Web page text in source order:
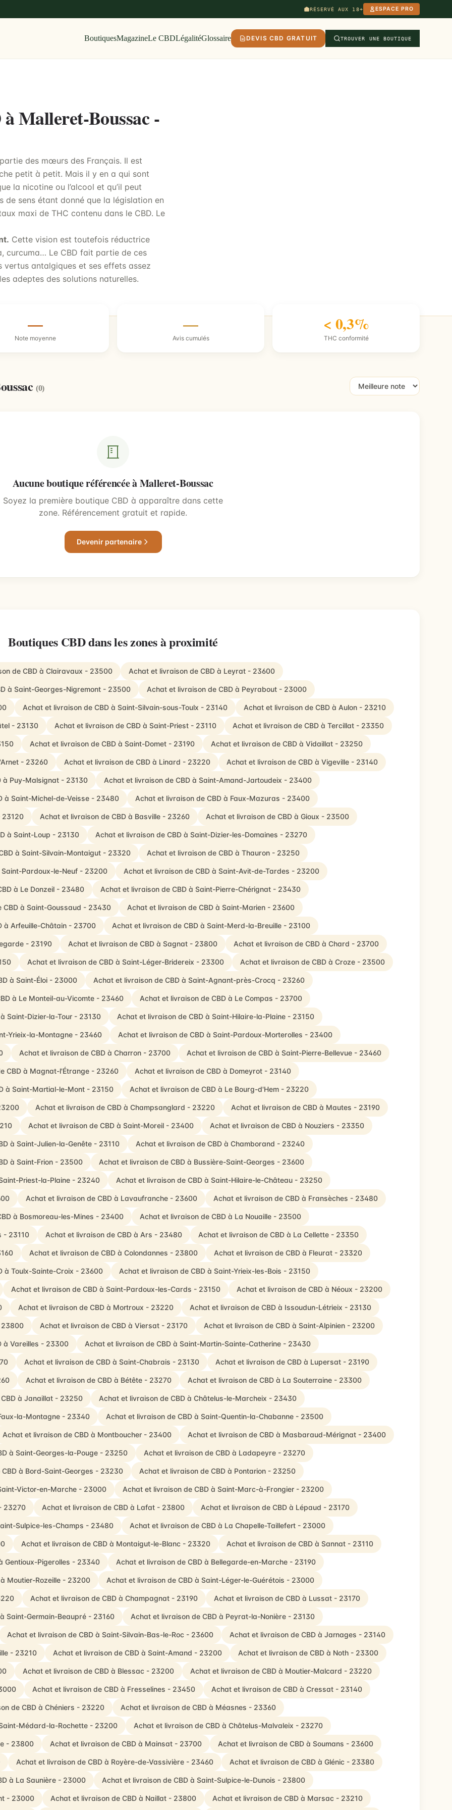
RÉSERVÉ AUX 18+ ESPACE PRO
BoutiquesMagazineLe CBDLégalitéGlossaire DEVIS CBD GRATUIT TROUVER UNE BOUTIQUE
Malleret-Boussac -
des mœurs des Français. Il est
petit à petit. Mais il y en a qui sont
la nicotine ou l’alcool et qu’il peut
de sens étant donné que la législation en
maxi de THC contenu dans le CBD. Le
Cette vision est toutefois réductrice
curcuma… Le CBD fait partie de ces
vertus antalgiques et ses effets assez
adeptes des solutions naturelles.
—
Note moyenne
—
Avis cumulés
< 0,3%
THC conformité
(0)
Aucune boutique référencée à Malleret-Boussac
Soyez la première boutique CBD à apparaître dans cette
zone. Référencement gratuit et rapide.
Devenir partenaire
Boutiques CBD dans les zones à proximité
de CBD à Clairavaux - 23500 Achat et livraison de CBD à Leyrat - 23600
à Saint-Georges-Nigremont - 23500 Achat et livraison de CBD à Peyrabout - 23000
Achat et livraison de CBD à Saint-Silvain-sous-Toulx - 23140 Achat et livraison de CBD à Aulon - 23210
- 23130 Achat et livraison de CBD à Saint-Priest - 23110 Achat et livraison de CBD à Tercillat - 23350
Achat et livraison de CBD à Saint-Domet - 23190 Achat et livraison de CBD à Vidaillat - 23250
- 23260 Achat et livraison de CBD à Linard - 23220 Achat et livraison de CBD à Vigeville - 23140
à Puy-Malsignat - 23130 Achat et livraison de CBD à Saint-Amand-Jartoudeix - 23400
à Saint-Michel-de-Veisse - 23480 Achat et livraison de CBD à Faux-Mazuras - 23400
23120 Achat et livraison de CBD à Basville - 23260 Achat et livraison de CBD à Gioux - 23500
à Saint-Loup - 23130 Achat et livraison de CBD à Saint-Dizier-les-Domaines - 23270
à Saint-Silvain-Montaigut - 23320 Achat et livraison de CBD à Thauron - 23250
Pardoux-le-Neuf - 23200 Achat et livraison de CBD à Saint-Avit-de-Tardes - 23200
à Le Donzeil - 23480 Achat et livraison de CBD à Saint-Pierre-Chérignat - 23430
CBD à Saint-Goussaud - 23430 Achat et livraison de CBD à Saint-Marien - 23600
à Arfeuille-Châtain - 23700 Achat et livraison de CBD à Saint-Merd-la-Breuille - 23100
- 23190 Achat et livraison de CBD à Sagnat - 23800 Achat et livraison de CBD à Chard - 23700
Achat et livraison de CBD à Saint-Léger-Bridereix - 23300 Achat et livraison de CBD à Croze - 23500
à Saint-Éloi - 23000 Achat et livraison de CBD à Saint-Agnant-près-Crocq - 23260
à Le Monteil-au-Vicomte - 23460 Achat et livraison de CBD à Le Compas - 23700
Saint-Dizier-la-Tour - 23130 Achat et livraison de CBD à Saint-Hilaire-la-Plaine - 23150
Yrieix-la-Montagne - 23460 Achat et livraison de CBD à Saint-Pardoux-Morterolles - 23400
Achat et livraison de CBD à Charron - 23700 Achat et livraison de CBD à Saint-Pierre-Bellevue - 23460
CBD à Magnat-l'Étrange - 23260 Achat et livraison de CBD à Domeyrot - 23140
à Saint-Martial-le-Mont - 23150 Achat et livraison de CBD à Le Bourg-d'Hem - 23220
Achat et livraison de CBD à Champsanglard - 23220 Achat et livraison de CBD à Mautes - 23190
Achat et livraison de CBD à Saint-Moreil - 23400 Achat et livraison de CBD à Nouziers - 23350
à Saint-Julien-la-Genête - 23110 Achat et livraison de CBD à Chamborand - 23240
à Saint-Frion - 23500 Achat et livraison de CBD à Bussière-Saint-Georges - 23600
Priest-la-Plaine - 23240 Achat et livraison de CBD à Saint-Hilaire-le-Château - 23250
Achat et livraison de CBD à Lavaufranche - 23600 Achat et livraison de CBD à Fransèches - 23480
à Bosmoreau-les-Mines - 23400 Achat et livraison de CBD à La Nouaille - 23500
- 23110 Achat et livraison de CBD à Ars - 23480 Achat et livraison de CBD à La Cellette - 23350
Achat et livraison de CBD à Colondannes - 23800 Achat et livraison de CBD à Fleurat - 23320
à Toulx-Sainte-Croix - 23600 Achat et livraison de CBD à Saint-Yrieix-les-Bois - 23150
Achat et livraison de CBD à Saint-Pardoux-les-Cards - 23150 Achat et livraison de CBD à Néoux - 23200
Achat et livraison de CBD à Mortroux - 23220 Achat et livraison de CBD à Issoudun-Létrieix - 23130
23800 Achat et livraison de CBD à Viersat - 23170 Achat et livraison de CBD à Saint-Alpinien - 23200
à Vareilles - 23300 Achat et livraison de CBD à Saint-Martin-Sainte-Catherine - 23430
Achat et livraison de CBD à Saint-Chabrais - 23130 Achat et livraison de CBD à Lupersat - 23190
Achat et livraison de CBD à Bétête - 23270 Achat et livraison de CBD à La Souterraine - 23300
à Janaillat - 23250 Achat et livraison de CBD à Châtelus-le-Marcheix - 23430
la-Montagne - 23340 Achat et livraison de CBD à Saint-Quentin-la-Chabanne - 23500
Achat et livraison de CBD à Montboucher - 23400 Achat et livraison de CBD à Masbaraud-Mérignat - 23400
à Saint-Georges-la-Pouge - 23250 Achat et livraison de CBD à Ladapeyre - 23270
à Bord-Saint-Georges - 23230 Achat et livraison de CBD à Pontarion - 23250
Victor-en-Marche - 23000 Achat et livraison de CBD à Saint-Marc-à-Frongier - 23200
23270 Achat et livraison de CBD à Lafat - 23800 Achat et livraison de CBD à Lépaud - 23170
Sulpice-les-Champs - 23480 Achat et livraison de CBD à La Chapelle-Taillefert - 23000
Achat et livraison de CBD à Montaigut-le-Blanc - 23320 Achat et livraison de CBD à Sannat - 23110
Gentioux-Pigerolles - 23340 Achat et livraison de CBD à Bellegarde-en-Marche - 23190
Moutier-Rozeille - 23200 Achat et livraison de CBD à Saint-Léger-le-Guérétois - 23000
Achat et livraison de CBD à Champagnat - 23190 Achat et livraison de CBD à Lussat - 23170
Saint-Germain-Beaupré - 23160 Achat et livraison de CBD à Peyrat-la-Nonière - 23130
Achat et livraison de CBD à Saint-Silvain-Bas-le-Roc - 23600 Achat et livraison de CBD à Jarnages - 23140
- 23210 Achat et livraison de CBD à Saint-Amand - 23200 Achat et livraison de CBD à Noth - 23300
Achat et livraison de CBD à Blessac - 23200 Achat et livraison de CBD à Moutier-Malcard - 23220
Achat et livraison de CBD à Fresselines - 23450 Achat et livraison de CBD à Cressat - 23140
de CBD à Chéniers - 23220 Achat et livraison de CBD à Méasnes - 23360
Médard-la-Rochette - 23200 Achat et livraison de CBD à Châtelus-Malvaleix - 23270
- 23800 Achat et livraison de CBD à Mainsat - 23700 Achat et livraison de CBD à Soumans - 23600
Achat et livraison de CBD à Royère-de-Vassivière - 23460 Achat et livraison de CBD à Glénic - 23380
à La Saunière - 23000 Achat et livraison de CBD à Saint-Sulpice-le-Dunois - 23800
- 23000 Achat et livraison de CBD à Naillat - 23800 Achat et livraison de CBD à Marsac - 23210